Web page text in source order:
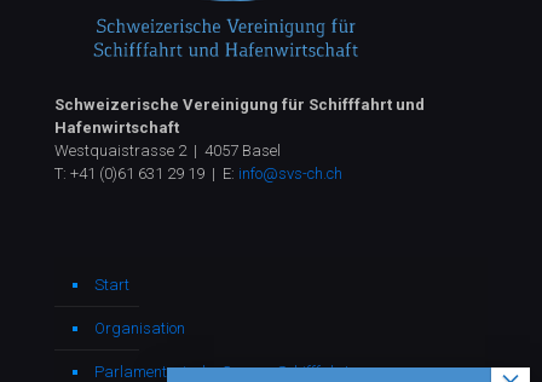
Schweizerische Vereinigung für Schifffahrt und
Hafenwirtschaft
Westquaistrasse 2 | 4057 Basel
T: +41 (0)61 631 29 19 | E: info@svs-ch.ch
Start
Organisation
Parlamentarische Gruppe Schifffahrt